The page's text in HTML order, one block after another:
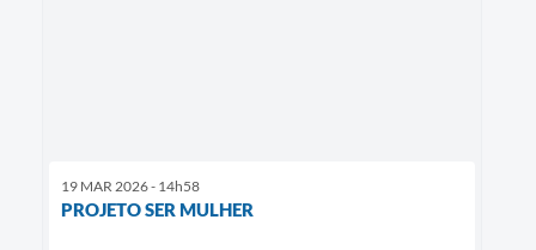
19 MAR 2026 - 14h58
PROJETO SER MULHER